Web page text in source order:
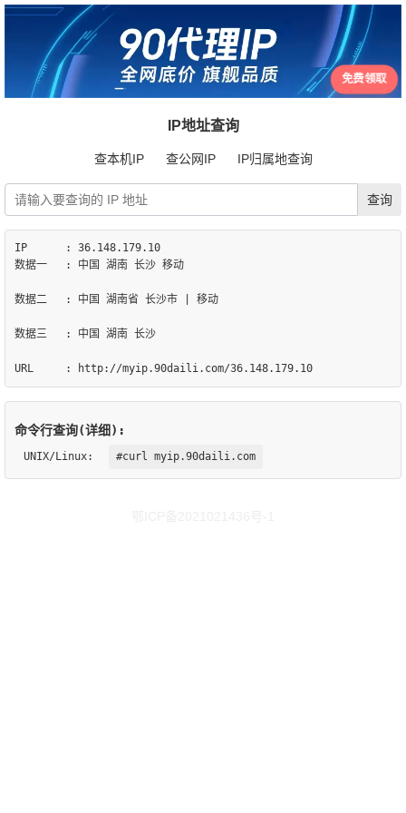
免费领取
IP地址查询
查本机IP 查公网IP IP归属地查询
IP	: 36.148.179.10
数据一	: 中国 湖南 长沙 移动
数据二	: 中国 湖南省 长沙市 | 移动
数据三	: 中国 湖南 长沙
命令行查询(详细):
UNIX/Linux: #curl myip.90daili.com